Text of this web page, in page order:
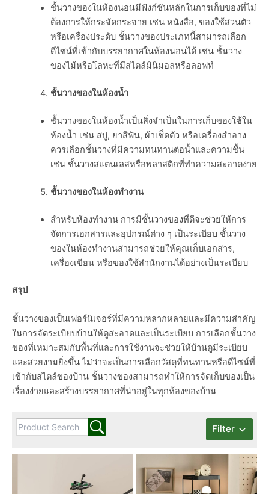
ชั้นวางของในห้องนอนมีฟังก์ชันหลักในการเก็บของที่ไม่
ต้องการให้กระจัดกระจาย เช่น หนังสือ, ของใช้ส่วนตัว
หรือเครื่องประดับ ชั้นวางของประเภทนี้สามารถเลือก
ดีไซน์ที่เข้ากับบรรยากาศในห้องนอนได้ เช่น ชั้นวาง
ของไม้หรือโลหะที่มีสไตล์มินิมอลหรือลอฟท์
ชั้นวางของในห้องน้ำ
ชั้นวางของในห้องน้ำเป็นสิ่งจำเป็นในการเก็บของใช้ใน
ห้องน้ำ เช่น สบู่, ยาสีฟัน, ผ้าเช็ดตัว หรือเครื่องสำอาง
ควรเลือกชั้นวางที่มีความทนทานต่อน้ำและความชื้น
เช่น ชั้นวางสแตนเลสหรือพลาสติกที่ทำความสะอาดง่าย
ชั้นวางของในห้องทำงาน
สำหรับห้องทำงาน การมีชั้นวางของที่ดีจะช่วยให้การ
จัดการเอกสารและอุปกรณ์ต่าง ๆ เป็นระเบียบ ชั้นวาง
ของในห้องทำงานสามารถช่วยให้คุณเก็บเอกสาร,
เครื่องเขียน หรือของใช้สำนักงานได้อย่างเป็นระเบียบ
สรุป
ชั้นวางของเป็นเฟอร์นิเจอร์ที่มีความหลากหลายและมีความสำคัญ
ในการจัดระเบียบบ้านให้ดูสะอาดและเป็นระเบียบ การเลือกชั้นวาง
ของที่เหมาะสมกับพื้นที่และการใช้งานจะช่วยให้บ้านดูมีระเบียบ
และสวยงามยิ่งขึ้น ไม่ว่าจะเป็นการเลือกวัสดุที่ทนทานหรือดีไซน์ที่
เข้ากับสไตล์ของบ้าน ชั้นวางของสามารถทำให้การจัดเก็บของเป็น
เรื่องง่ายและสร้างบรรยากาศที่น่าอยู่ในทุกห้องของบ้าน
Filter